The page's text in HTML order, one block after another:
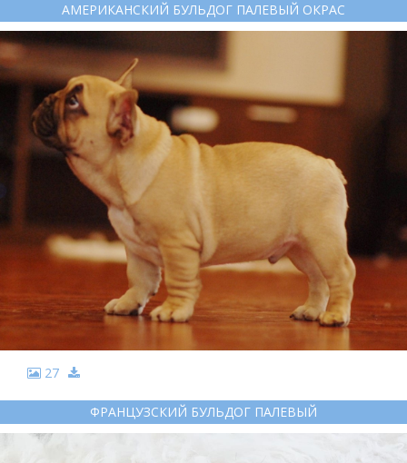
АМЕРИКАНСКИЙ БУЛЬДОГ ПАЛЕВЫЙ ОКРАС
27
ФРАНЦУЗСКИЙ БУЛЬДОГ ПАЛЕВЫЙ